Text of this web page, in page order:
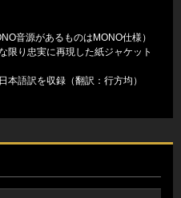
音源があるものはMONO仕様）
り忠実に再現した紙ジャケット
語訳を収録（翻訳：行方均）